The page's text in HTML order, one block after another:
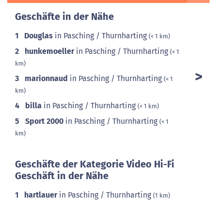
Geschäfte in der Nähe
1 Douglas in Pasching / Thurnharting (< 1 km)
2 hunkemoellerin Pasching / Thurnharting (< 1
km)
3 marionnaud in Pasching / Thurnharting (< 1
km)
4 billa in Pasching / Thurnharting (< 1 km)
5 Sport 2000 in Pasching / Thurnharting (< 1
km)
Geschäfte der Kategorie Video Hi-Fi
Geschäft in der Nähe
1 hartlauerin Pasching / Thurnharting (1 km)